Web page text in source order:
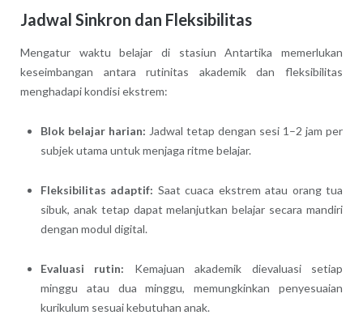
Jadwal Sinkron dan Fleksibilitas
Mengatur waktu belajar di stasiun Antartika memerlukan
keseimbangan antara rutinitas akademik dan fleksibilitas
menghadapi kondisi ekstrem:
Blok belajar harian: Jadwal tetap dengan sesi 1–2 jam per
subjek utama untuk menjaga ritme belajar.
Fleksibilitas adaptif: Saat cuaca ekstrem atau orang tua
sibuk, anak tetap dapat melanjutkan belajar secara mandiri
dengan modul digital.
Evaluasi rutin: Kemajuan akademik dievaluasi setiap
minggu atau dua minggu, memungkinkan penyesuaian
kurikulum sesuai kebutuhan anak.